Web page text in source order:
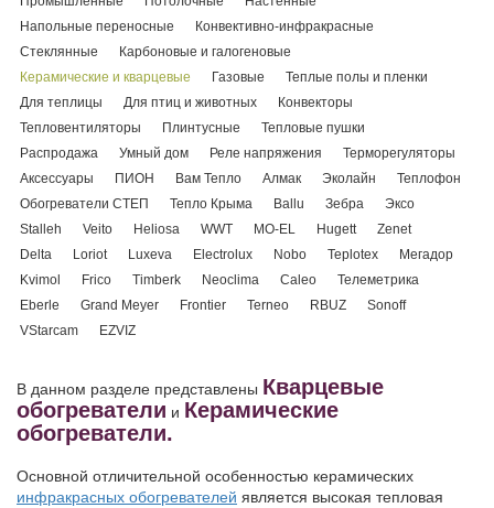
Напольные переносные
Конвективно-инфракрасные
Стеклянные
Карбоновые и галогеновые
Керамические и кварцевые
Газовые
Теплые полы и пленки
Для теплицы
Для птиц и животных
Конвекторы
Тепловентиляторы
Плинтусные
Тепловые пушки
Распродажа
Умный дом Реле напряжения
Терморегуляторы
Аксессуары
ПИОН Вам Тепло Алмак Эколайн
Теплофон
Обогреватели СТЕП
Тепло Крыма Ballu Зебра
Эксо
Stalleh
Veito Heliosa WWT MO-EL Hugett
Zenet
Delta
Loriot Luxeva Electrolux Nobo Teplotex
Мегадор
Kvimol
Frico Timberk Neoclima Caleo
Телеметрика
Eberle
Grand Meyer Frontier Terneo RBUZ
Sonoff
VStarcam
EZVIZ
В данном разделе представлены Кварцевые
обогреватели и Керамические
обогреватели.
Основной отличительной особенностью керамических
инфракрасных обогревателей является высокая тепловая